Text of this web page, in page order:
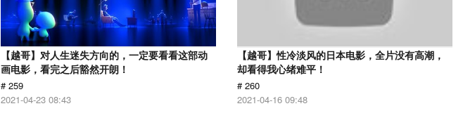
【越哥】对人生迷失方向的，一定要看看这部动
画电影，看完之后豁然开朗！
# 259
2021-04-23 08:43
【越哥】性冷淡风的日本电影，全片没有高潮，
却看得我心绪难平！
# 260
2021-04-16 09:48